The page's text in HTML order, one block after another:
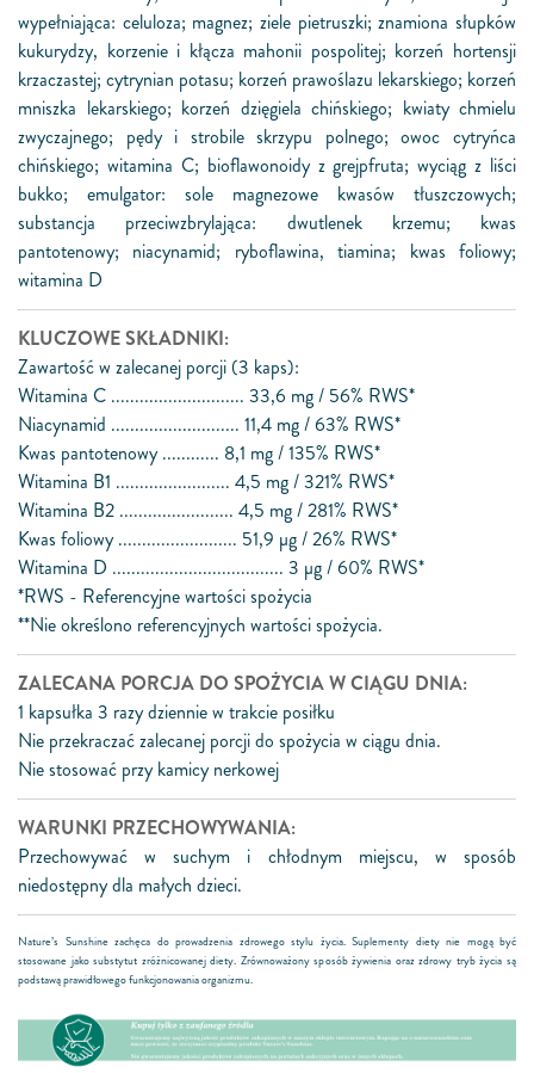
wypełniająca: celuloza; magnez; ziele pietruszki; znamiona słupków
kukurydzy, korzenie i kłącza mahonii pospolitej; korzeń hortensji
krzaczastej; cytrynian potasu; korzeń prawoślazu lekarskiego; korzeń
mniszka lekarskiego; korzeń dzięgiela chińskiego; kwiaty chmielu
zwyczajnego; pędy i strobile skrzypu polnego; owoc cytryńca
chińskiego; witamina C; bioflawonoidy z grejpfruta; wyciąg z liści
bukko; emulgator: sole magnezowe kwasów tłuszczowych;
substancja przeciwzbrylająca: dwutlenek krzemu; kwas
pantotenowy; niacynamid; ryboflawina, tiamina; kwas foliowy;
witamina D
KLUCZOWE SKŁADNIKI:
Zawartość w zalecanej porcji (3 kaps):
Witamina C ............................ 33,6 mg / 56% RWS*
Niacynamid ........................... 11,4 mg / 63% RWS*
Kwas pantotenowy ............ 8,1 mg / 135% RWS*
Witamina B1 ........................ 4,5 mg / 321% RWS*
Witamina B2 ........................ 4,5 mg / 281% RWS*
Kwas foliowy ......................... 51,9 μg / 26% RWS*
Witamina D .................................... 3 μg / 60% RWS*
*RWS - Referencyjne wartości spożycia
**Nie określono referencyjnych wartości spożycia.
ZALECANA PORCJA DO SPOŻYCIA W CIĄGU DNIA:
1 kapsułka 3 razy dziennie w trakcie posiłku
Nie przekraczać zalecanej porcji do spożycia w ciągu dnia.
Nie stosować przy kamicy nerkowej
WARUNKI PRZECHOWYWANIA:
Przechowywać w suchym i chłodnym miejscu, w sposób
niedostępny dla małych dzieci.
Nature’s Sunshine zachęca do prowadzenia zdrowego stylu życia. Suplementy diety nie mogą być
stosowane jako substytut zróżnicowanej diety. Zrównoważony sposób żywienia oraz zdrowy tryb życia są
podstawą prawidłowego funkcjonowania organizmu.